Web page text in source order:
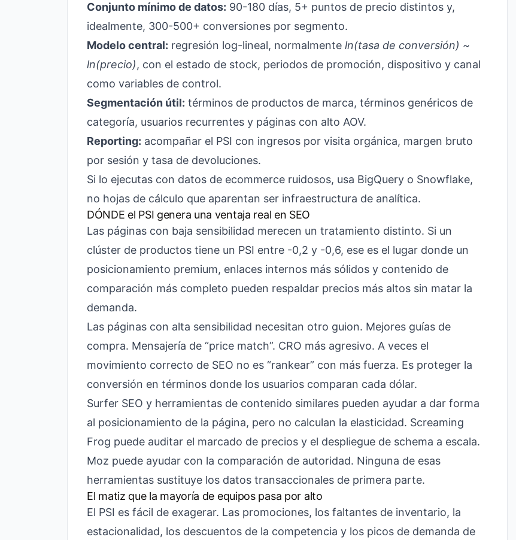
Conjunto mínimo de datos: 90-180 días, 5+ puntos de precio distintos y,
idealmente, 300-500+ conversiones por segmento.
Modelo central: regresión log-lineal, normalmente ln(tasa de conversión) ~
ln(precio), con el estado de stock, periodos de promoción, dispositivo y canal
como variables de control.
Segmentación útil: términos de productos de marca, términos genéricos de
categoría, usuarios recurrentes y páginas con alto AOV.
Reporting: acompañar el PSI con ingresos por visita orgánica, margen bruto
por sesión y tasa de devoluciones.
Si lo ejecutas con datos de ecommerce ruidosos, usa BigQuery o Snowflake,
no hojas de cálculo que aparentan ser infraestructura de analítica.
DÓNDE el PSI genera una ventaja real en SEO
Las páginas con baja sensibilidad merecen un tratamiento distinto. Si un
clúster de productos tiene un PSI entre -0,2 y -0,6, ese es el lugar donde un
posicionamiento premium, enlaces internos más sólidos y contenido de
comparación más completo pueden respaldar precios más altos sin matar la
demanda.
Las páginas con alta sensibilidad necesitan otro guion. Mejores guías de
compra. Mensajería de “price match”. CRO más agresivo. A veces el
movimiento correcto de SEO no es “rankear” con más fuerza. Es proteger la
conversión en términos donde los usuarios comparan cada dólar.
Surfer SEO y herramientas de contenido similares pueden ayudar a dar forma
al posicionamiento de la página, pero no calculan la elasticidad. Screaming
Frog puede auditar el marcado de precios y el despliegue de schema a escala.
Moz puede ayudar con la comparación de autoridad. Ninguna de esas
herramientas sustituye los datos transaccionales de primera parte.
El matiz que la mayoría de equipos pasa por alto
El PSI es fácil de exagerar. Las promociones, los faltantes de inventario, la
estacionalidad, los descuentos de la competencia y los picos de demanda de